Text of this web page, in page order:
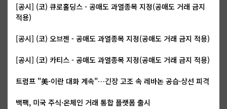
[공시] (코) 큐로홀딩스 - 공매도 과열종목 지정(공매도 거래 금지
적용)
[공시] (코) 오브젠 - 공매도 과열종목 지정(공매도 거래 금지 적용)
[공시] (코) 카티스 - 공매도 과열종목 지정(공매도 거래 금지 적용)
트럼프 "美-이란 대화 계속"…긴장 고조 속 레바논 공습·상선 피격
백팩, 미국 주식·온체인 거래 통합 플랫폼 출시